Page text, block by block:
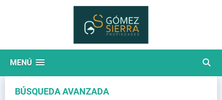
MENÚ
BÚSQUEDA AVANZADA